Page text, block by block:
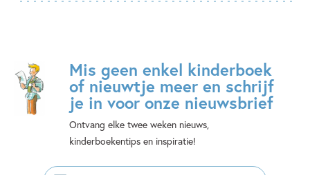
Mis geen enkel kinderboek
of nieuwtje meer en schrijf
je in voor onze nieuwsbrief
Ontvang elke twee weken nieuws,
kinderboekentips en inspiratie!
E-